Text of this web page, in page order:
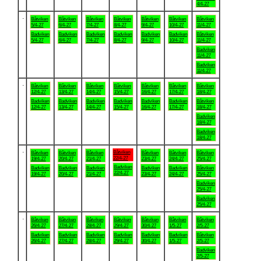
4/4-27
Båtviken
5/4-27
Badviken
5/4-27
Båtviken
6/4-27
Badviken
6/4-27
Båtviken
7/4-27
Badviken
7/4-27
Båtviken
8/4-27
Badviken
8/4-27
Båtviken
9/4-27
Badviken
9/4-27
Båtviken
10/4-27
Badviken
10/4-27
Båtviken
11/4-27
Båtviken
11/4-27
Badviken
11/4-27
Badviken
11/4-27
Båtviken
12/4-27
Badviken
12/4-27
Båtviken
13/4-27
Badviken
13/4-27
Båtviken
14/4-27
Badviken
14/4-27
Båtviken
15/4-27
Badviken
15/4-27
Båtviken
16/4-27
Badviken
16/4-27
Båtviken
17/4-27
Badviken
17/4-27
Båtviken
18/4-27
Båtviken
18/4-27
Badviken
18/4-27
Badviken
18/4-27
Båtviken
19/4-27
Badviken
19/4-27
Båtviken
20/4-27
Badviken
20/4-27
Båtviken
21/4-27
Badviken
21/4-27
Båtviken
22/4-27
Badviken
22/4-27
Båtviken
23/4-27
Badviken
23/4-27
Båtviken
24/4-27
Badviken
24/4-27
Båtviken
25/4-27
Båtviken
25/4-27
Badviken
25/4-27
Badviken
25/4-27
Båtviken
26/4-27
Badviken
26/4-27
Båtviken
27/4-27
Badviken
27/4-27
Båtviken
28/4-27
Badviken
28/4-27
Båtviken
29/4-27
Badviken
29/4-27
Båtviken
30/4-27
Badviken
30/4-27
Båtviken
1/5-27
Badviken
1/5-27
Båtviken
2/5-27
Båtviken
2/5-27
Badviken
2/5-27